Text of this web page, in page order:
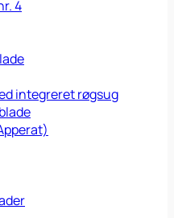
4
integreret røgsug